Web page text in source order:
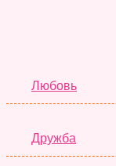
Любовь
Дружба